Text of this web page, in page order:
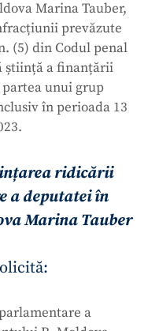
Marina Tauber,
prevăzute
(5) din Codul penal
știință a finanțării
unui grup
în perioada 13
ridicării
a deputatei în
Marina Tauber
a